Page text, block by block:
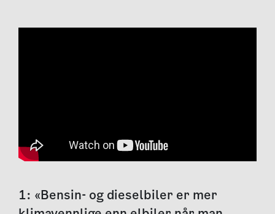
1: «Bensin- og dieselbiler er mer